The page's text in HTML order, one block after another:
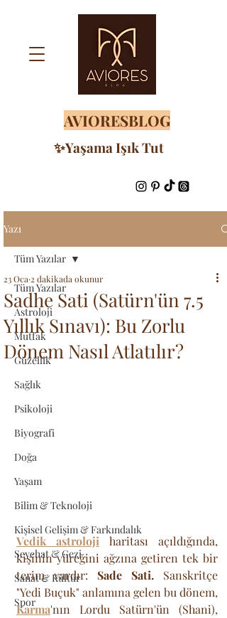
AVIORESBLOG
✨Yaşama Işık Tut
Yazı
Tüm Yazılar
Astroloji
Mutfak
Güzellik
Sağlık
Psikoloji
Biyografi
Doğa
Yaşam
Bilim & Teknoloji
Kişisel Gelişim & Farkındalık
Seyehat & Gezi
Sanat & Kültür
Spor
Tüm Yazılar
Sadhe Sati (Satürn'ün 7.5
Yıllık Sınavı): Bu Zorlu
Dönem Nasıl Atlatılır?
23 Oca 2 dakikada okunur
Vedik astroloji haritası açıldığında,
kişinin yüreğini ağzına getiren tek bir
terim vardır: Sade Sati. Sanskritçe
Karma'nın Lordu Satürn'ün (Shani),